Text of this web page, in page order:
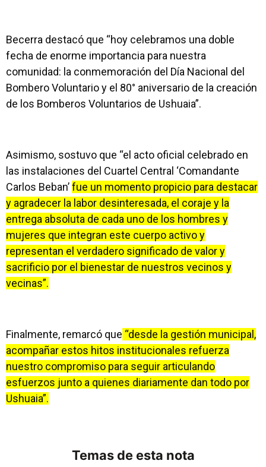
Becerra destacó que “hoy celebramos una doble
fecha de enorme importancia para nuestra
comunidad: la conmemoración del Día Nacional del
Bombero Voluntario y el 80° aniversario de la creación
de los Bomberos Voluntarios de Ushuaia”.
Asimismo, sostuvo que “el acto oficial celebrado en
las instalaciones del Cuartel Central ‘Comandante
Carlos Beban’fue un momento propicio para destacar
y agradecer la labor desinteresada, el coraje y la
entrega absoluta de cada uno de los hombres y
mujeres que integran este cuerpo activo y
representan el verdadero significado de valor y
sacrificio por el bienestar de nuestros vecinos y
vecinas”.
Finalmente, remarcó que “desde la gestión municipal,
acompañar estos hitos institucionales refuerza
nuestro compromiso para seguir articulando
esfuerzos junto a quienes diariamente dan todo por
Ushuaia”.
Temas de esta nota